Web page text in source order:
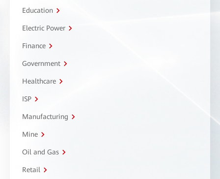
Education
Electric Power
Finance
Government
Healthcare
ISP
Manufacturing
Mine
Oil and Gas
Retail